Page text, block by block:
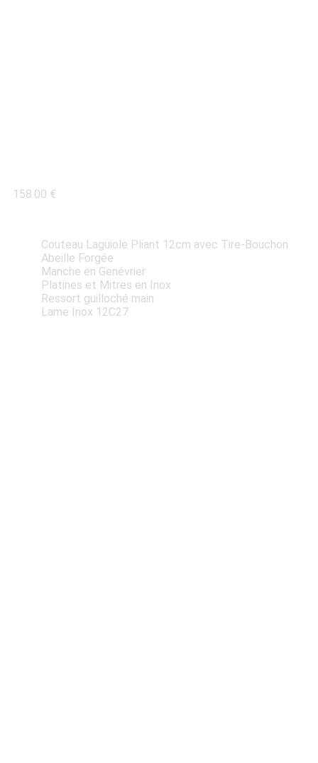
158.00 €
Couteau Laguiole Pliant 12cm avec Tire-Bouchon
Abeille Forgée
Manche en Genévrier
Platines et Mitres en Inox
Ressort guilloché main
Lame Inox 12C27